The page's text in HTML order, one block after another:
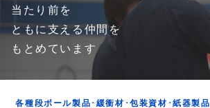
当たり前を
ともに支える仲間を
もとめています
各種段ボール製品･緩衝材･包装資材･紙器製品